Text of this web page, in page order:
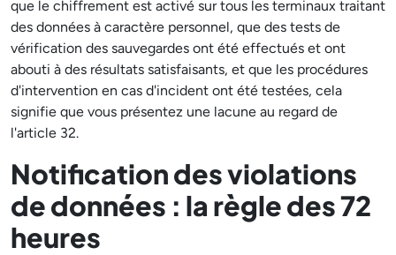
que le chiffrement est activé sur tous les terminaux traitant
des données à caractère personnel, que des tests de
vérification des sauvegardes ont été effectués et ont
abouti à des résultats satisfaisants, et que les procédures
d'intervention en cas d'incident ont été testées, cela
signifie que vous présentez une lacune au regard de
l'article 32.
Notification des violations
de données : la règle des 72
heures